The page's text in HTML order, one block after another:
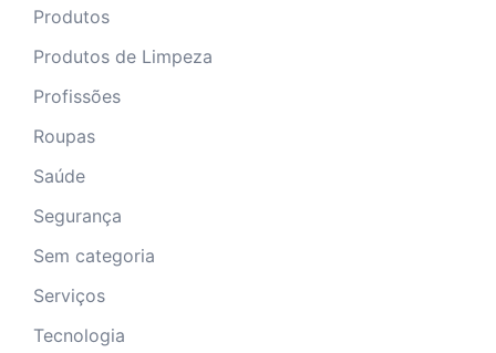
Produtos
Produtos de Limpeza
Profissões
Roupas
Saúde
Segurança
Sem categoria
Serviços
Tecnologia